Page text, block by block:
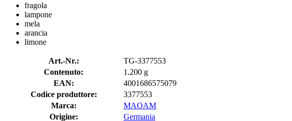
fragola
lampone
mela
arancia
limone
Art.-Nr.:
TG-3377553
Contenuto:
1.200 g
EAN:
4001686575079
Codice produttore:
3377553
Marca:
MAOAM
Origine:
Germania